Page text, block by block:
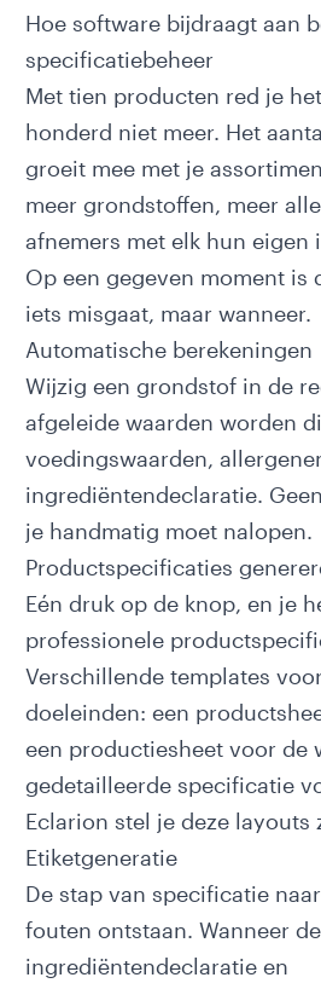
Hoe software bijdraagt aan
specificatiebeheer
Met tien producten red je
honderd niet meer. Het
groeit mee met je
meer grondstoffen, meer
afnemers met elk hun eigen
Op een gegeven moment is
iets misgaat, maar wanneer.
Automatische berekeningen
Wijzig een grondstof in de
afgeleide waarden worden
voedingswaarden,
ingrediëntendeclaratie.
je handmatig moet nalopen.
Productspecificaties
Eén druk op de knop, en je
professionele
Verschillende templates
doeleinden: een
een productiesheet voor de
gedetailleerde specificatie
Eclarion stel je deze layouts
Etiketgeneratie
De stap van specificatie
fouten ontstaan. Wanneer de
ingrediëntendeclaratieen